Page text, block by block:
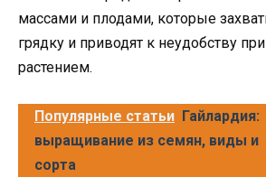
массами и плодами, которые
грядку и приводят к неудобству
растением.
Популярные статьи Гайлардия:
выращивание из семян, виды и
сорта